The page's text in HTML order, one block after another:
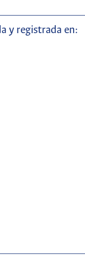
y registrada en: